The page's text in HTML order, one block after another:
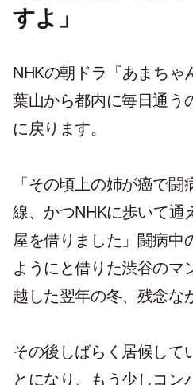
すよ」
NHKの朝ドラ『あまちゃ
葉山から都内に毎日通う
に戻ります。
「その頃上の姉が癌で
線、かつNHKに歩いて通
屋を借りました」闘病中
ようにと借りた渋谷のマ
越した翌年の冬、残念な
その後しばらく居候して
とになり、もう少しコン